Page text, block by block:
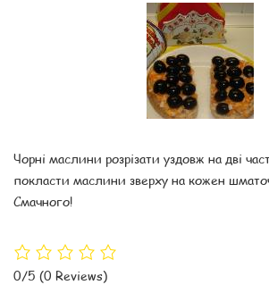
Чорні маслини розрізати уздовж на дві
покласти маслини зверху на кожен
Смачного!
0/5 (0 Reviews)